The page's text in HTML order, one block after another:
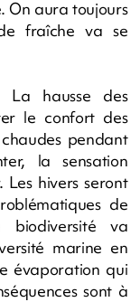
On aura toujours
fraîche va se
La hausse des
le confort des
pendant
la sensation
hivers seront
de
biodiversité va
marine en
évaporation qui
sont à